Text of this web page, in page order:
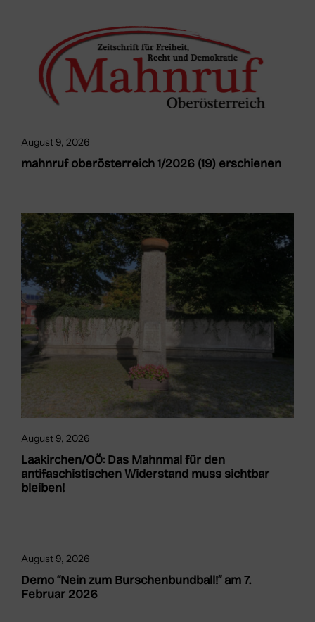
August 9, 2026
mahnruf oberösterreich 1/2026 (19) erschienen
August 9, 2026
Laakirchen/OÖ: Das Mahnmal für den
antifaschistischen Widerstand muss sichtbar
bleiben!
August 9, 2026
Demo “Nein zum Burschenbundball!” am 7.
Februar 2026